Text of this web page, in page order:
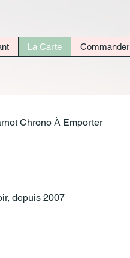
La Carte Commander
Chrono À Emporter
depuis 2007